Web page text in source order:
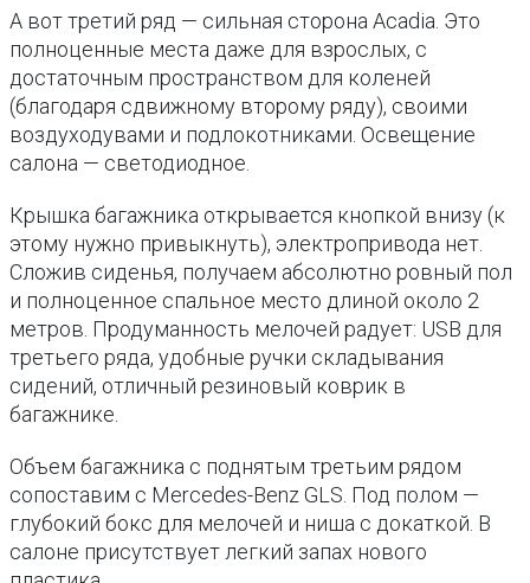
А вот третий ряд — сильная сторона Acadia. Это
полноценные места даже для взрослых, с
достаточным пространством для коленей
(благодаря сдвижному второму ряду), своими
воздуходувами и подлокотниками. Освещение
салона — светодиодное.
Крышка багажника открывается кнопкой внизу (к
этому нужно привыкнуть), электропривода нет.
Сложив сиденья, получаем абсолютно ровный пол
и полноценное спальное место длиной около 2
метров. Продуманность мелочей радует: USB для
третьего ряда, удобные ручки складывания
сидений, отличный резиновый коврик в
багажнике.
Объем багажника с поднятым третьим рядом
сопоставим с Mercedes-Benz GLS. Под полом —
глубокий бокс для мелочей и ниша с докаткой. В
салоне присутствует легкий запах нового